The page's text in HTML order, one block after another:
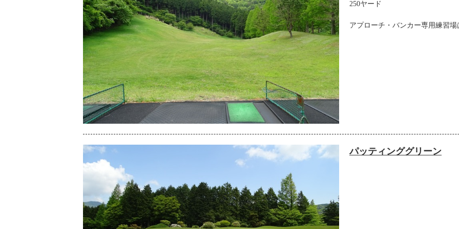
250ヤード
アプローチ・バンカー専用練習場
パッティンググリーン